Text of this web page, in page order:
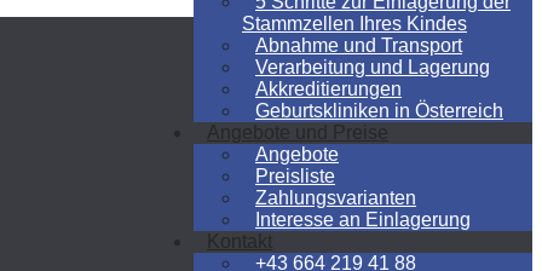
Stammzellen Ihres Kindes
Abnahme und Transport
Verarbeitung und Lagerung
Akkreditierungen
Geburtskliniken in Österreich
Angebote und Preise
Angebote
Preisliste
Zahlungsvarianten
Interesse an Einlagerung
Kontakt
+43 664 219 41 88